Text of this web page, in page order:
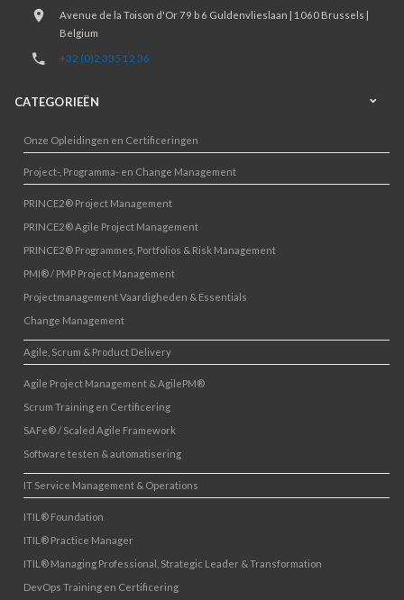
Avenue de la Toison d'Or 79 b 6 Guldenvlieslaan | 1060 Brussels |
Belgium
+32 (0)2 335 12 36
CATEGORIEËN
Onze Opleidingen en Certificeringen
Project-, Programma- en Change Management
PRINCE2® Project Management
PRINCE2® Agile Project Management
PRINCE2® Programmes, Portfolios & Risk Management
PMI® / PMP Project Management
Projectmanagement Vaardigheden & Essentials
Change Management
Agile, Scrum & Product Delivery
Agile Project Management & AgilePM®
Scrum Training en Certificering
SAFe® / Scaled Agile Framework
Software testen & automatisering
IT Service Management & Operations
ITIL® Foundation
ITIL® Practice Manager
ITIL® Managing Professional, Strategic Leader & Transformation
DevOps Training en Certificering